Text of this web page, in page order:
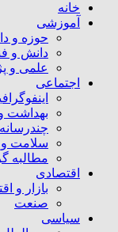
خانه
آموزشی
حوزه و
دانش و
علمی و
اجتماعی
بهداشت
سلامت و
مطالبه
اقتصادی
بازار و
صنعت
سیاسی